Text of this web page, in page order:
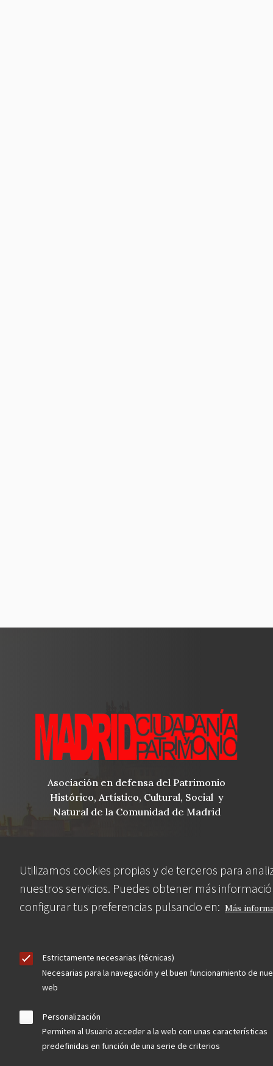
Utilizamos cookies propias y de terceros para
nuestros servicios. Puedes obtener más
configurar tus preferencias pulsando en: Más
Estrictamente necesarias (técnicas)
Necesarias para la navegación y el buen funcionamiento de
web
Personalización
Permiten al Usuario acceder a la web con unas características
predefinidas en función de una serie de criterios
Asociación en defensa del Patrimonio
Histórico, Artístico, Cultural, Social y
Natural de la Comunidad de Madrid
Menu
blog
observatorio del patrimonio
buscador avanzado